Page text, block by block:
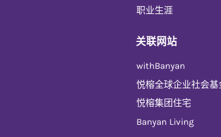
职业生涯
关联网站
withBanyan
悦榕全球企业社会基
悦榕集团住宅
Banyan Living